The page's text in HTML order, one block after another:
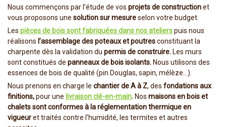
Nous commençons par l’étude de vos projets de constructionet
vous proposons une solution sur mesureselon votre budget.
Les pièces de bois sont fabriquées dans nos atelierspuis nous
réalisons l’assemblage des poteaux et poutresconstituant la
charpente dès la validation du permis de construire. Les murs
sont constitués de panneaux de bois isolants. Nous utilisons des
essences de bois de qualité (pin Douglas, sapin, mélèze…).
Nous prenons en charge le chantier de A à Z, des fondations aux
finitions,pour une livraison clé-en-main. Nos maisons en bois et
chalets sont conformes à la réglementation thermique en
vigueuret traités contre l’humidité, les termites et autres